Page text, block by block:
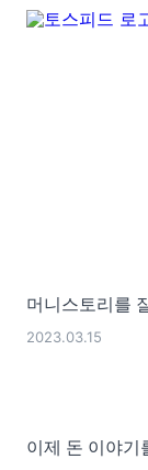
머니스토리를
2023.03.15
이제 돈 이야기